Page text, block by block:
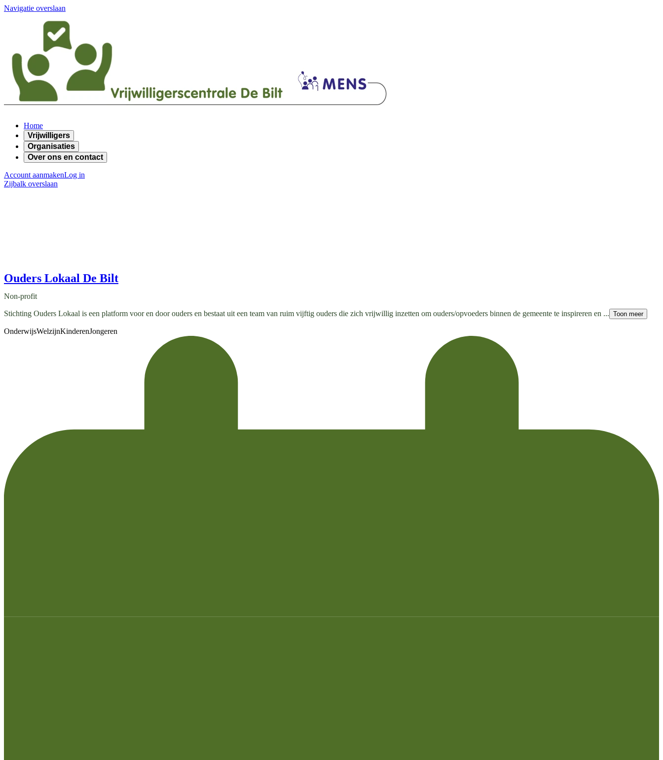
Navigatie overslaan
Home
Vrijwilligers
Organisaties
Over ons en contact
Account aanmakenLog in
Zijbalk overslaan
Ouders Lokaal De Bilt
Non-profit
Stichting Ouders Lokaal is een platform voor en door ouders en bestaat uit een team van ruim vijftig ouders die zich vrijwillig inzetten om ouders/opvoeders binnen de gemeente te inspireren en ... Toon meer
OnderwijsWelzijnKinderenJongeren